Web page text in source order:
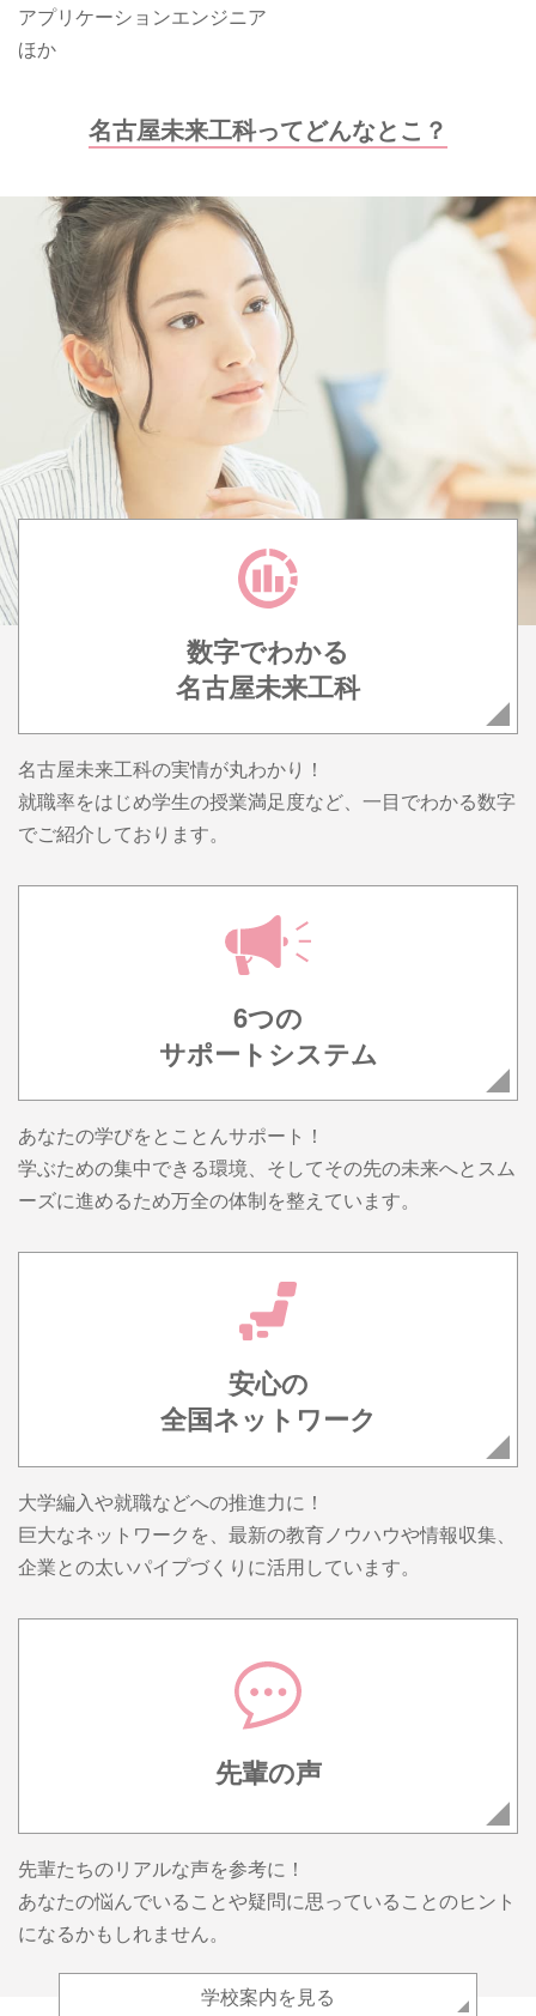
アプリケーションエンジニア
ほか
名古屋未来工科ってどんなとこ？
数字でわかる
名古屋未来工科
名古屋未来工科の実情が丸わかり！
就職率をはじめ学生の授業満足度など、一目でわかる数字
でご紹介しております。
6つの
サポートシステム
あなたの学びをとことんサポート！
学ぶための集中できる環境、そしてその先の未来へとスム
ーズに進めるため万全の体制を整えています。
安心の
全国ネットワーク
大学編入や就職などへの推進力に！
巨大なネットワークを、最新の教育ノウハウや情報収集、
企業との太いパイプづくりに活用しています。
先輩の声
先輩たちのリアルな声を参考に！
あなたの悩んでいることや疑問に思っていることのヒント
になるかもしれません。
学校案内を見る